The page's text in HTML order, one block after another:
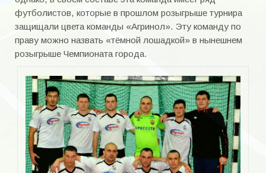
Галерея «Энергия» — юноши.
Фотоальбом — награды футболистов
Стадионы
Детско-юношеский клуб «Олимп»
НАПИСАТЬ НАМ
футболистов, которые в прошлом розыгрыше турнира
защищали цвета команды «Агринол». Эту команду по
праву можно назвать «тёмной лошадкой» в нынешнем
розыгрыше Чемпионата города.